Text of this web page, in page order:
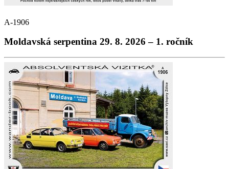
A-1906
Moldavská serpentina 29. 8. 2026 – 1. ročník